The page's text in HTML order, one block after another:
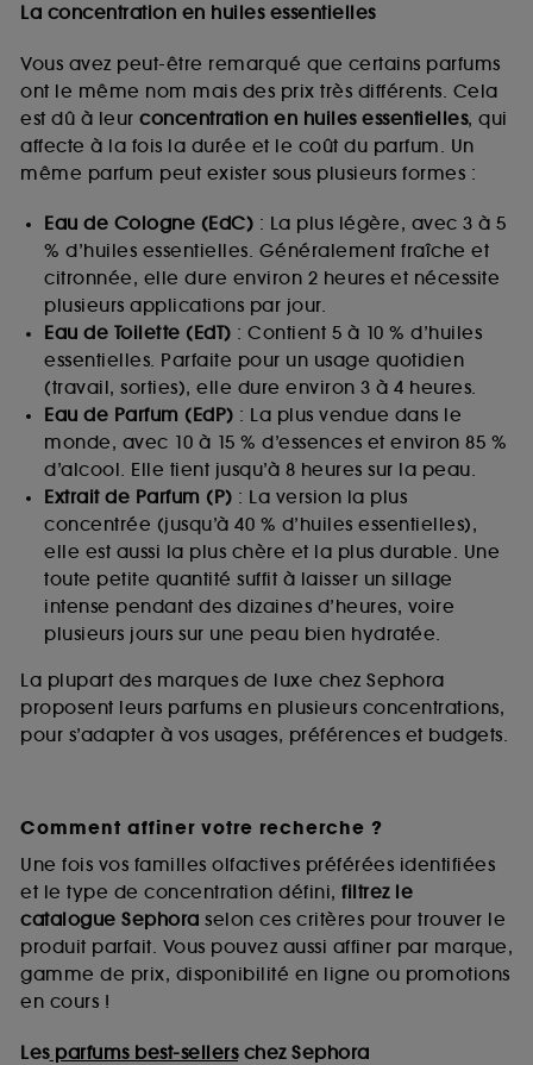
La concentration en huiles essentielles
Vous avez peut-être remarqué que certains parfums
ont le même nom mais des prix très différents. Cela
est dû à leur concentration en huiles essentielles, qui
affecte à la fois la durée et le coût du parfum. Un
même parfum peut exister sous plusieurs formes :
Eau de Cologne (EdC) : La plus légère, avec 3 à 5
% d’huiles essentielles. Généralement fraîche et
citronnée, elle dure environ 2 heures et nécessite
plusieurs applications par jour.
Eau de Toilette (EdT) : Contient 5 à 10 % d’huiles
essentielles. Parfaite pour un usage quotidien
(travail, sorties), elle dure environ 3 à 4 heures.
Eau de Parfum (EdP) : La plus vendue dans le
monde, avec 10 à 15 % d’essences et environ 85 %
d’alcool. Elle tient jusqu’à 8 heures sur la peau.
Extrait de Parfum (P) : La version la plus
concentrée (jusqu’à 40 % d’huiles essentielles),
elle est aussi la plus chère et la plus durable. Une
toute petite quantité suffit à laisser un sillage
intense pendant des dizaines d’heures, voire
plusieurs jours sur une peau bien hydratée.
La plupart des marques de luxe chez Sephora
proposent leurs parfums en plusieurs concentrations,
pour s’adapter à vos usages, préférences et budgets.
Comment affiner votre recherche ?
Une fois vos familles olfactives préférées identifiées
et le type de concentration défini, filtrez le
catalogue Sephora selon ces critères pour trouver le
produit parfait. Vous pouvez aussi affiner par marque,
gamme de prix, disponibilité en ligne ou promotions
en cours !
Lesparfums best-sellerschez Sephora